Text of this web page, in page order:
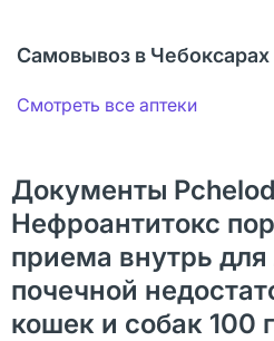
Самовывоз в Чебоксарах
Смотреть все аптеки
Документы
Нефроантитокс
приема внутрь для
почечной
кошек и собак 100 г